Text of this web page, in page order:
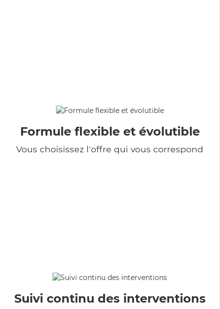
Formule flexible et évolutible
Vous choisissez l'offre qui vous correspond
Suivi continu des interventions